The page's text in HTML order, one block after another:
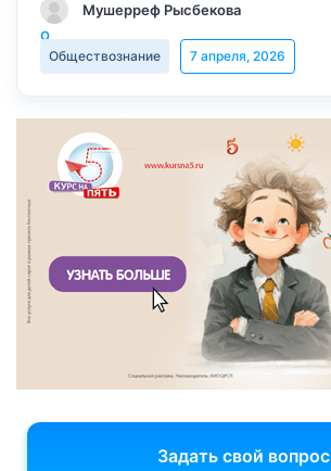
Мушерреф Рысбекова
Обществознание 7 апреля, 2026
Задать свой вопрос